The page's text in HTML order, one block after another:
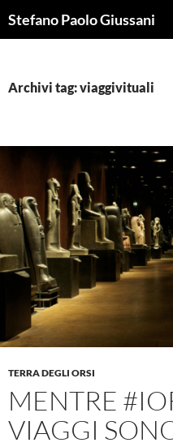
alStefano Paolo Giussani
Archivi tag: viaggivituali
TERRA DEGLI ORSI
MENTRE
VIAGGI